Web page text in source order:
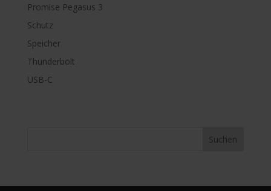
Promise Pegasus 3
Schutz
Speicher
Thunderbolt
USB-C